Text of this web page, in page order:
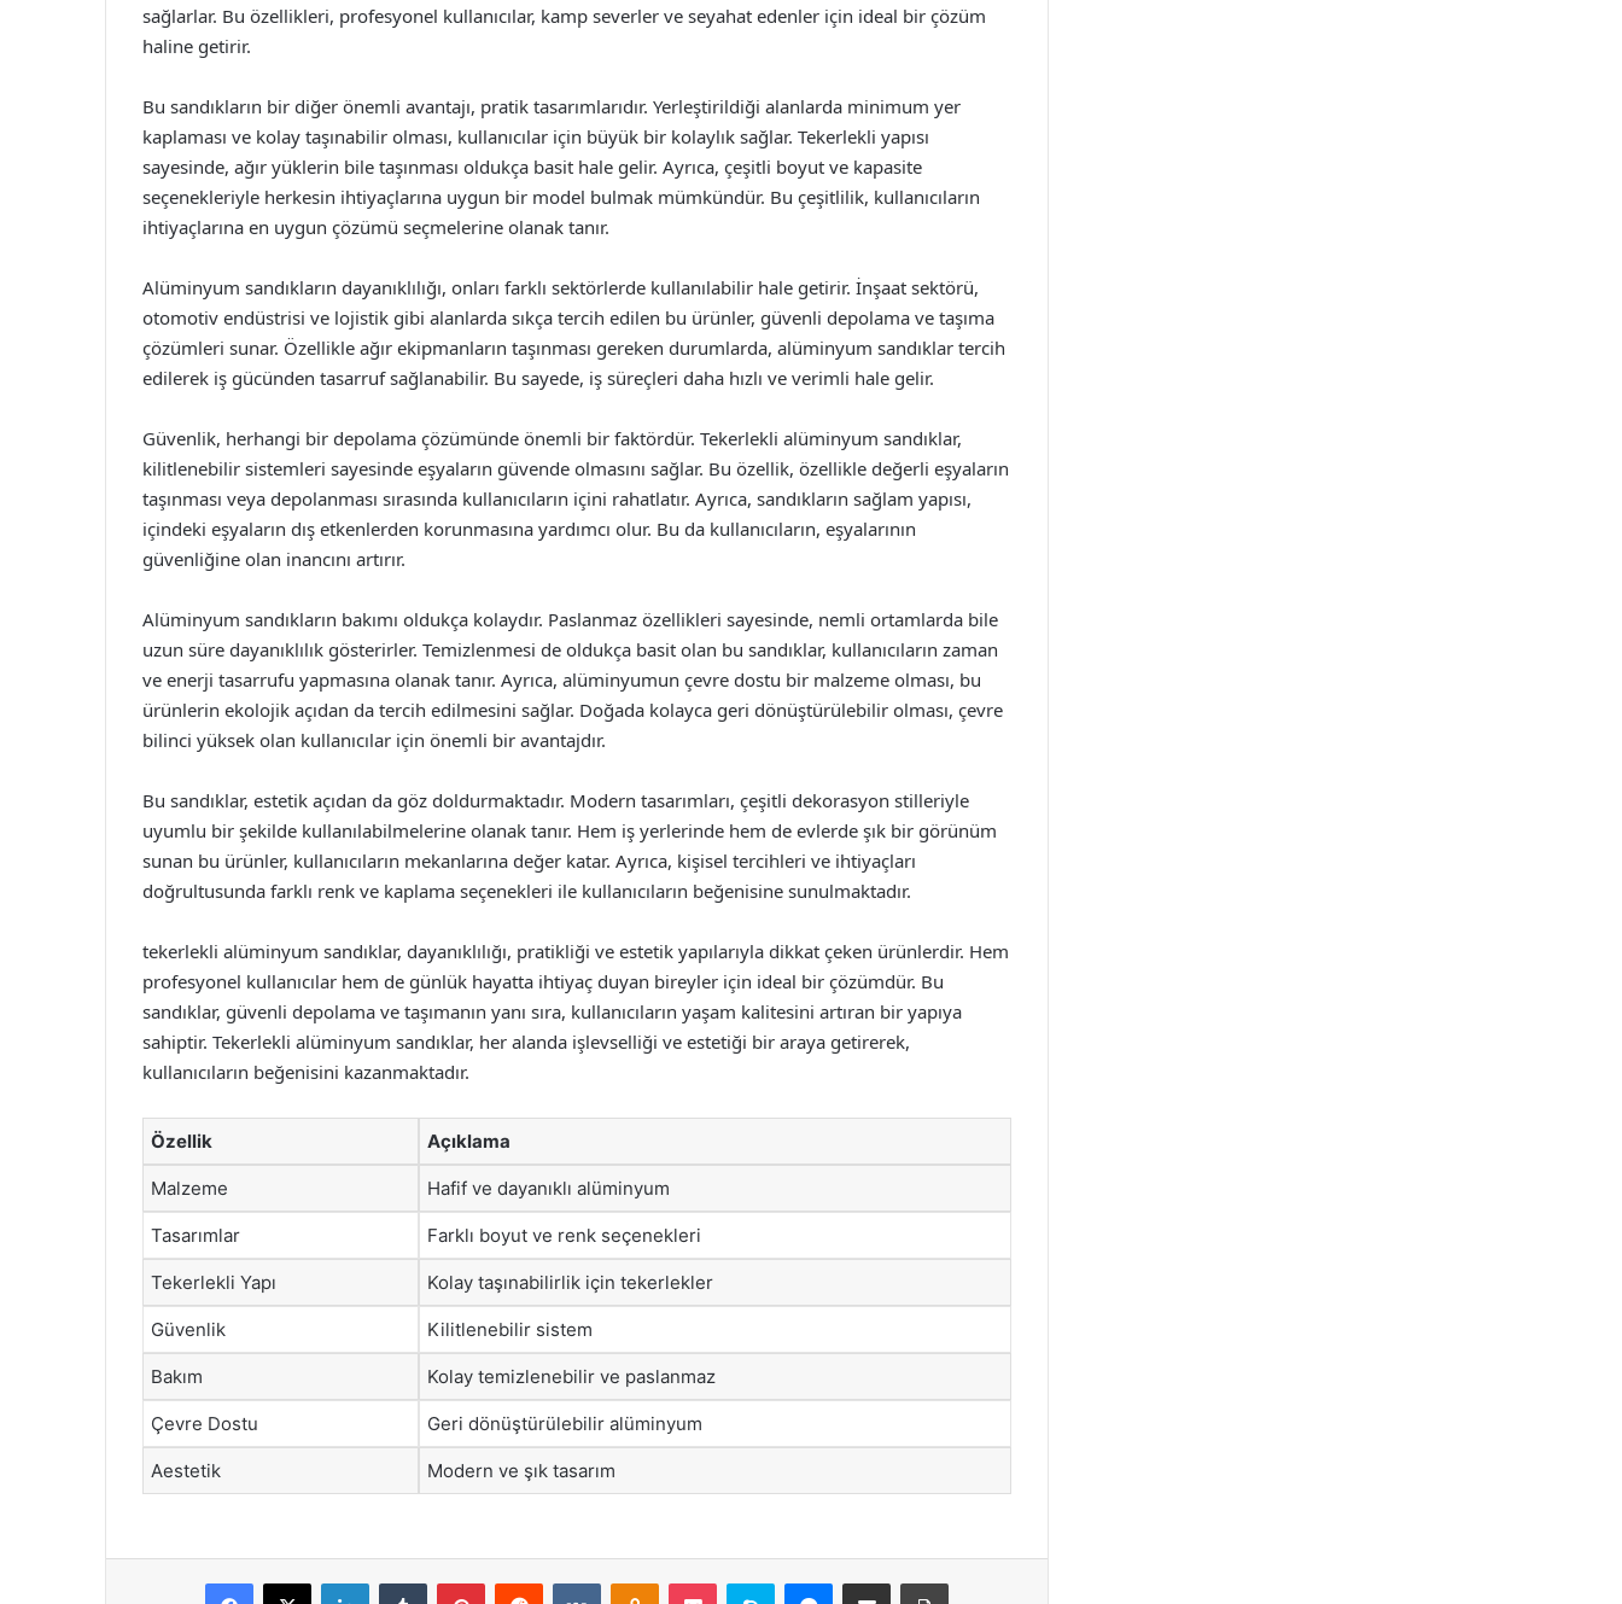
sağlarlar. Bu özellikleri, profesyonel kullanıcılar, kamp severler ve seyahat edenler için ideal bir çözüm
haline getirir.
Bu sandıkların bir diğer önemli avantajı, pratik tasarımlarıdır. Yerleştirildiği alanlarda minimum yer
kaplaması ve kolay taşınabilir olması, kullanıcılar için büyük bir kolaylık sağlar. Tekerlekli yapısı
sayesinde, ağır yüklerin bile taşınması oldukça basit hale gelir. Ayrıca, çeşitli boyut ve kapasite
seçenekleriyle herkesin ihtiyaçlarına uygun bir model bulmak mümkündür. Bu çeşitlilik, kullanıcıların
ihtiyaçlarına en uygun çözümü seçmelerine olanak tanır.
Alüminyum sandıkların dayanıklılığı, onları farklı sektörlerde kullanılabilir hale getirir. İnşaat sektörü,
otomotiv endüstrisi ve lojistik gibi alanlarda sıkça tercih edilen bu ürünler, güvenli depolama ve taşıma
çözümleri sunar. Özellikle ağır ekipmanların taşınması gereken durumlarda, alüminyum sandıklar tercih
edilerek iş gücünden tasarruf sağlanabilir. Bu sayede, iş süreçleri daha hızlı ve verimli hale gelir.
Güvenlik, herhangi bir depolama çözümünde önemli bir faktördür. Tekerlekli alüminyum sandıklar,
kilitlenebilir sistemleri sayesinde eşyaların güvende olmasını sağlar. Bu özellik, özellikle değerli eşyaların
taşınması veya depolanması sırasında kullanıcıların içini rahatlatır. Ayrıca, sandıkların sağlam yapısı,
içindeki eşyaların dış etkenlerden korunmasına yardımcı olur. Bu da kullanıcıların, eşyalarının
güvenliğine olan inancını artırır.
Alüminyum sandıkların bakımı oldukça kolaydır. Paslanmaz özellikleri sayesinde, nemli ortamlarda bile
uzun süre dayanıklılık gösterirler. Temizlenmesi de oldukça basit olan bu sandıklar, kullanıcıların zaman
ve enerji tasarrufu yapmasına olanak tanır. Ayrıca, alüminyumun çevre dostu bir malzeme olması, bu
ürünlerin ekolojik açıdan da tercih edilmesini sağlar. Doğada kolayca geri dönüştürülebilir olması, çevre
bilinci yüksek olan kullanıcılar için önemli bir avantajdır.
Bu sandıklar, estetik açıdan da göz doldurmaktadır. Modern tasarımları, çeşitli dekorasyon stilleriyle
uyumlu bir şekilde kullanılabilmelerine olanak tanır. Hem iş yerlerinde hem de evlerde şık bir görünüm
sunan bu ürünler, kullanıcıların mekanlarına değer katar. Ayrıca, kişisel tercihleri ve ihtiyaçları
doğrultusunda farklı renk ve kaplama seçenekleri ile kullanıcıların beğenisine sunulmaktadır.
tekerlekli alüminyum sandıklar, dayanıklılığı, pratikliği ve estetik yapılarıyla dikkat çeken ürünlerdir. Hem
profesyonel kullanıcılar hem de günlük hayatta ihtiyaç duyan bireyler için ideal bir çözümdür. Bu
sandıklar, güvenli depolama ve taşımanın yanı sıra, kullanıcıların yaşam kalitesini artıran bir yapıya
sahiptir. Tekerlekli alüminyum sandıklar, her alanda işlevselliği ve estetiği bir araya getirerek,
kullanıcıların beğenisini kazanmaktadır.
Özellik Açıklama
Malzeme Hafif ve dayanıklı alüminyum
Tasarımlar Farklı boyut ve renk seçenekleri
Tekerlekli Yapı Kolay taşınabilirlik için tekerlekler
Güvenlik Kilitlenebilir sistem
Bakım Kolay temizlenebilir ve paslanmaz
Çevre Dostu Geri dönüştürülebilir alüminyum
Aestetik Modern ve şık tasarım
Facebook
X LinkedInTumblr PinterestReddit VKontakteOdnoklassniki
Pocket Skype Messenger
E-Posta ile paylaş Yazdır